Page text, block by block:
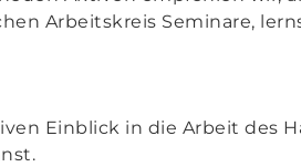
Arbeitskreis Seminare,
Einblick in die Arbeit des